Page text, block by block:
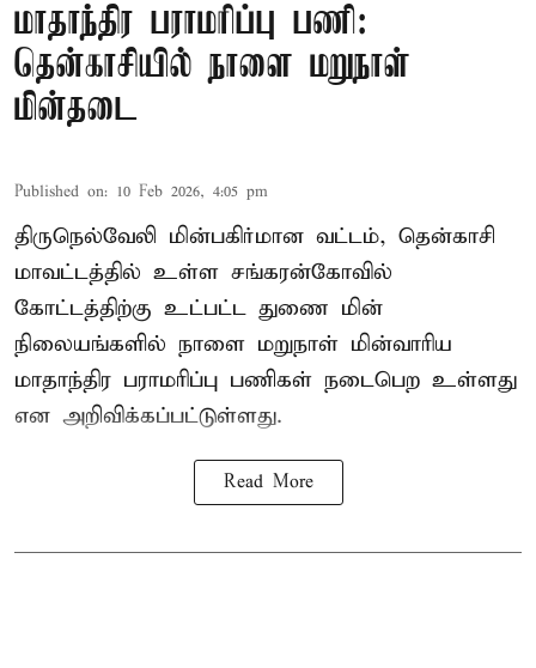
மாதாந்திர பராமரிப்பு பணி:
தென்காசியில் நாளை மறுநாள்
மின்தடை
Published on: 10 Feb 2026, 4:05 pm
திருநெல்வேலி மின்பகிர்மான வட்டம், தென்காசி
மாவட்டத்தில் உள்ள சங்கரன்கோவில்
கோட்டத்திற்கு உட்பட்ட துணை மின்
நிலையங்களில் நாளை மறுநாள் மின்வாரிய
மாதாந்திர பராமரிப்பு பணிகள் நடைபெற உள்ளது
என அறிவிக்கப்பட்டுள்ளது.
Read More